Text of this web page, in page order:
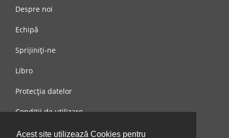
Acest site utilizează Cookies pentru
Despre noi
Echipă
Sprijiniți-ne
Libro
Protecția datelor
Condiții de utilizare
Mesaj către noi